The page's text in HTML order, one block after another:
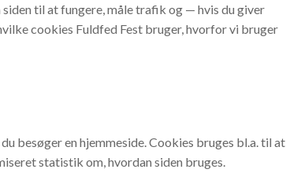
til at fungere, måle trafik og — hvis du giver
cookies Fuldfed Fest bruger, hvorfor vi bruger
besøger en hjemmeside. Cookies bruges bl.a. til at
statistik om, hvordan siden bruges.